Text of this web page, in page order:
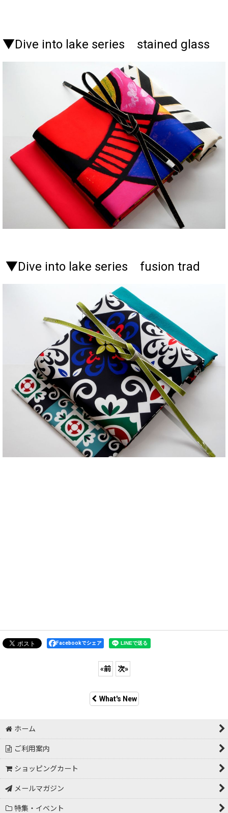
▼Dive into lake series stained glass
▼Dive into lake series fusion trad
Facebookでシェア
«前 次»
What's New
ホーム
ご利用案内
ショッピングカート
メールマガジン
特集・イベント